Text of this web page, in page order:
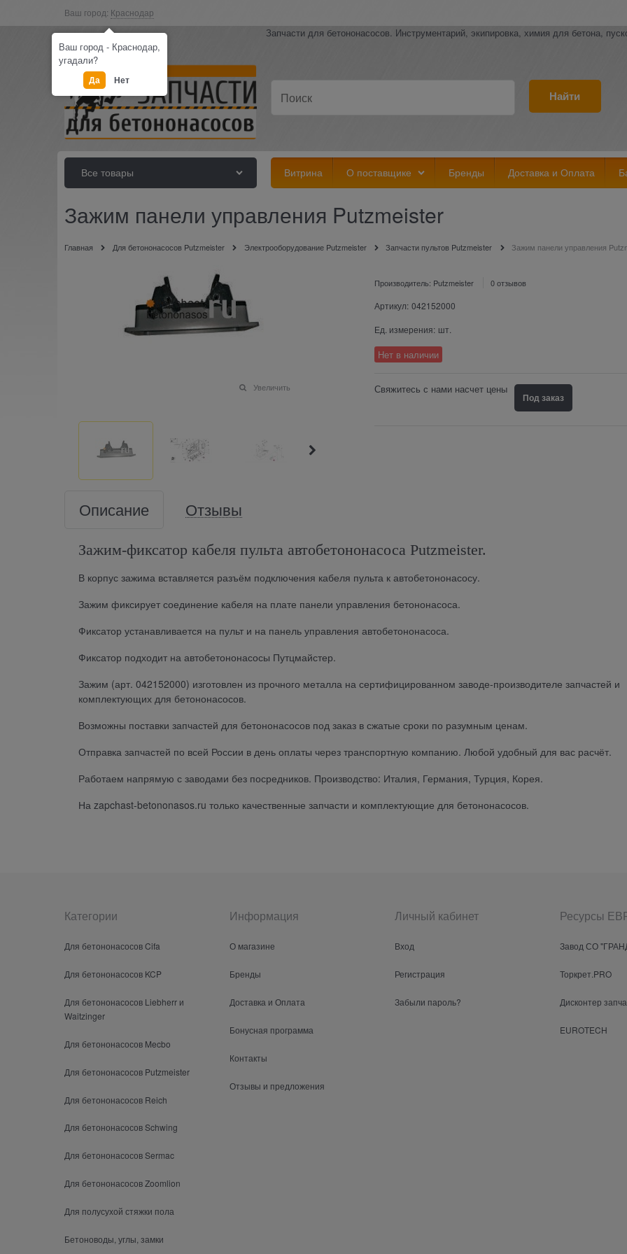
Ваш город: Краснодар
Запчасти для бетононасосов. Инструментарий, экипировка, химия для бетона,
Найти
Все товары Витрина О поставщике Бренды Доставка и Оплата
Зажим панели управления Putzmeister
Главная Для бетононасосов Putzmeister Электрооборудование Putzmeister Запчасти пультов Putzmeister Зажим панели управления
Увеличить
Производитель: Putzmeister 0 отзывов
Артикул: 042152000
Ед. измерения: шт.
Нет в наличии
Свяжитесь с нами насчет цены
Под заказ
Описание Отзывы
Зажим-фиксатор кабеля пульта автобетононасоса Putzmeister.
В корпус зажима вставляется разъём подключения кабеля пульта к автобетононасосу.
Зажим фиксирует соединение кабеля на плате панели управления бетононасоса.
Фиксатор устанавливается на пульт и на панель управления автобетононасоса.
Фиксатор подходит на автобетононасосы Путцмайстер.
Зажим (арт. 042152000) изготовлен из прочного металла на сертифицированном заводе-производителе запчастей и
комплектующих для бетононасосов.
Возможны поставки запчастей для бетононасосов под заказ в сжатые сроки по разумным ценам.
Отправка запчастей по всей России в день оплаты через транспортную компанию. Любой удобный для вас расчёт.
Работаем напрямую с заводами без посредников. Производство: Италия, Германия, Турция, Корея.
На zapchast-betononasos.ru только качественные запчасти и комплектующие для бетононасосов.
Категории
Для бетононасосов Cifa
Для бетононасосов KCP
Для бетононасосов Liebherr и
Waitzinger
Для бетононасосов Mecbo
Для бетононасосов Putzmeister
Для бетононасосов Reich
Для бетононасосов Schwing
Для бетононасосов Sermac
Для бетононасосов Zoomlion
Для полусухой стяжки пола
Бетоноводы, углы, замки
Информация
О магазине
Бренды
Доставка и Оплата
Бонусная программа
Контакты
Отзывы и предложения
Личный кабинет
Вход
Регистрация
Забыли пароль?
Ресурсы
Завод СО
Торкрет.PRO
Дисконтер
EUROTECH
Ваш город - Краснодар,
угадали?
Да Нет